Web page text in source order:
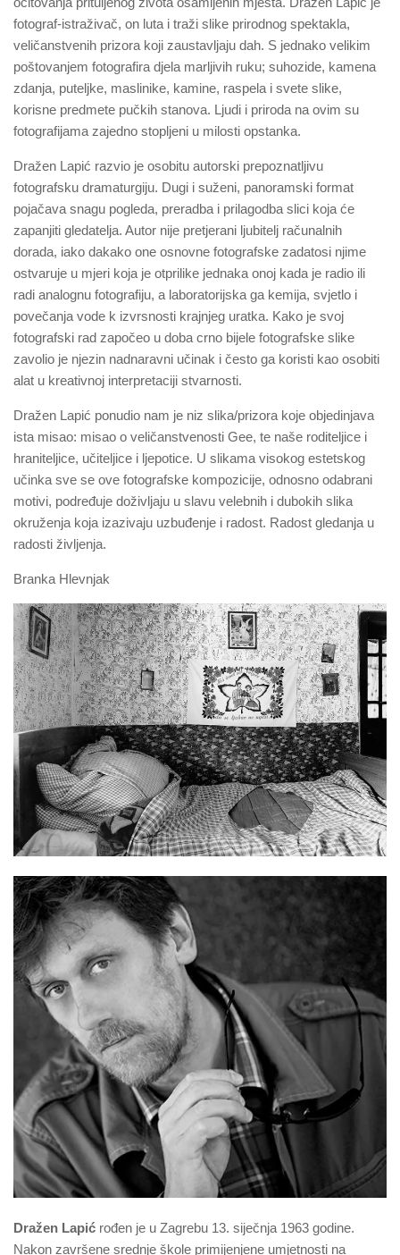
fotograf-istraživač, on luta i traži slike prirodnog spektakla,
veličanstvenih prizora koji zaustavljaju dah. S jednako velikim
poštovanjem fotografira djela marljivih ruku; suhozide, kamena
zdanja, puteljke, maslinike, kamine, raspela i svete slike,
korisne predmete pučkih stanova. Ljudi i priroda na ovim su
fotografijama zajedno stopljeni u milosti opstanka.
Dražen Lapić razvio je osobitu autorski prepoznatljivu
fotografsku dramaturgiju. Dugi i suženi, panoramski format
pojačava snagu pogleda, preradba i prilagodba slici koja će
zapanjiti gledatelja. Autor nije pretjerani ljubitelj računalnih
dorada, iako dakako one osnovne fotografske zadatosi njime
ostvaruje u mjeri koja je otprilike jednaka onoj kada je radio ili
radi analognu fotografiju, a laboratorijska ga kemija, svjetlo i
povečanja vode k izvrsnosti krajnjeg uratka. Kako je svoj
fotografski rad započeo u doba crno bijele fotografske slike
zavolio je njezin nadnaravni učinak i često ga koristi kao osobiti
alat u kreativnoj interpretaciji stvarnosti.
Dražen Lapić ponudio nam je niz slika/prizora koje objedinjava
ista misao: misao o veličanstvenosti Gee, te naše roditeljice i
hraniteljice, učiteljice i ljepotice. U slikama visokog estetskog
učinka sve se ove fotografske kompozicije, odnosno odabrani
motivi, podređuje doživljaju u slavu velebnih i dubokih slika
okruženja koja izazivaju uzbuđenje i radost. Radost gledanja u
radosti življenja.
Branka Hlevnjak
Dražen Lapić rođen je u Zagrebu 13. siječnja 1963 godine.
Nakon završene srednje škole primijenjene umjetnosti na